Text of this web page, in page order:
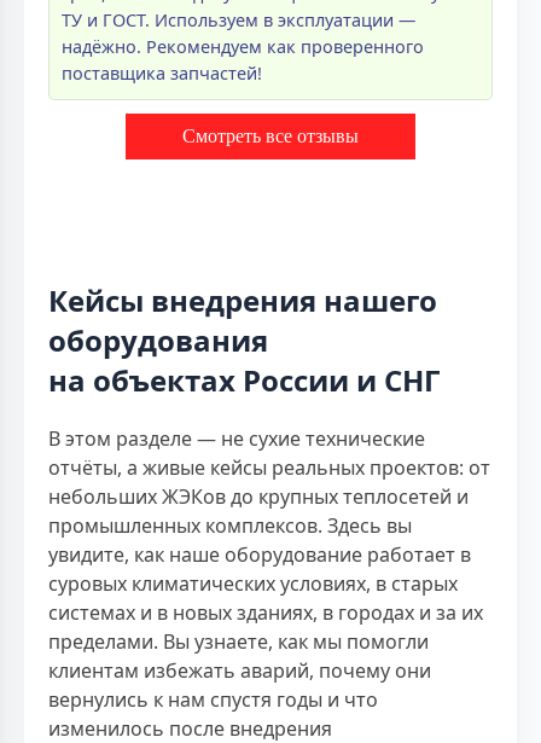
ТУ и ГОСТ. Используем в эксплуатации —
надёжно. Рекомендуем как проверенного
поставщика запчастей!
Смотреть все отзывы
Кейсы внедрения нашего
оборудования
на объектах России и СНГ
В этом разделе — не сухие технические
отчёты, а живые кейсы реальных проектов: от
небольших ЖЭКов до крупных теплосетей и
промышленных комплексов. Здесь вы
увидите, как наше оборудование работает в
суровых климатических условиях, в старых
системах и в новых зданиях, в городах и за их
пределами. Вы узнаете, как мы помогли
клиентам избежать аварий, почему они
вернулись к нам спустя годы и что
изменилось после внедрения